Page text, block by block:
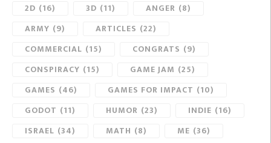
2D (16) 3D (11) ANGER (8)
ARMY (9) ARTICLES (22)
COMMERCIAL (15) CONGRATS (9)
CONSPIRACY (15) GAME JAM (25)
GAMES (46) GAMES FOR IMPACT (10)
GODOT (11) HUMOR (23) INDIE (16)
ISRAEL (34) MATH (8) ME (36)